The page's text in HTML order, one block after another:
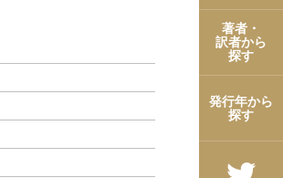
著者・
訳者から
探す
発行年から
探す